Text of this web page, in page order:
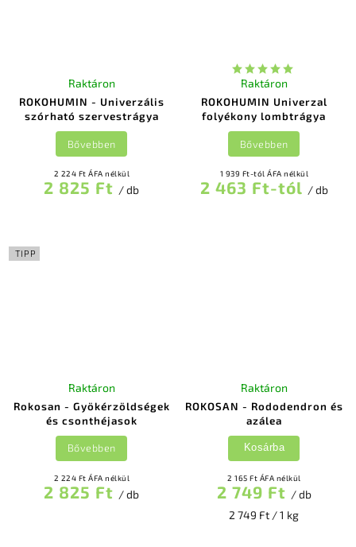
ROKOHUMIN - Univerzális
szórható szervestrágya
Raktáron
2 224 Ft ÁFA nélkül
2 825 Ft / db
Bővebben
ROKOHUMIN Univerzal
folyékony lombtrágya
Raktáron
1 939 Ft-tól ÁFA nélkül
2 463 Ft-tól / db
Bővebben
TIPP
Rokosan - Gyökérzöldségek
és csonthéjasok
Raktáron
2 224 Ft ÁFA nélkül
2 825 Ft / db
Bővebben
ROKOSAN - Rododendron és
azálea
Raktáron
2 165 Ft ÁFA nélkül
2 749 Ft / db
2 749 Ft / 1 kg
Kosárba